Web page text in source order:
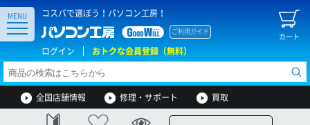
コスパで選ぼう！パソコン工房！
カート
ご利用ガイド
ログイン おトクな会員登録（無料）
MENU
全国店舗情報 修理・サポート 買取